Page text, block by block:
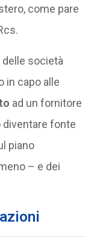
come pare
delle società
in capo alle
ad un fornitore
fonte
piano
– e dei